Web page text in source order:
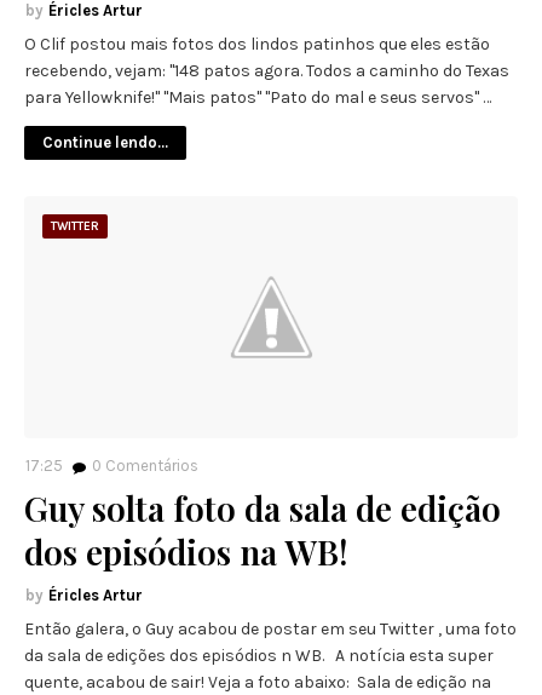
Éricles Artur
O Clif postou mais fotos dos lindos patinhos que eles estão
recebendo, vejam: "148 patos agora. Todos a caminho do Texas
para Yellowknife!" "Mais patos" "Pato do mal e seus servos" …
Continue lendo...
TWITTER
17:25 0 Comentários
Guy solta foto da sala de edição
dos episódios na WB!
Éricles Artur
Então galera, o Guy acabou de postar em seu Twitter , uma foto
da sala de edições dos episódios n WB. A notícia esta super
quente, acabou de sair! Veja a foto abaixo: Sala de edição na